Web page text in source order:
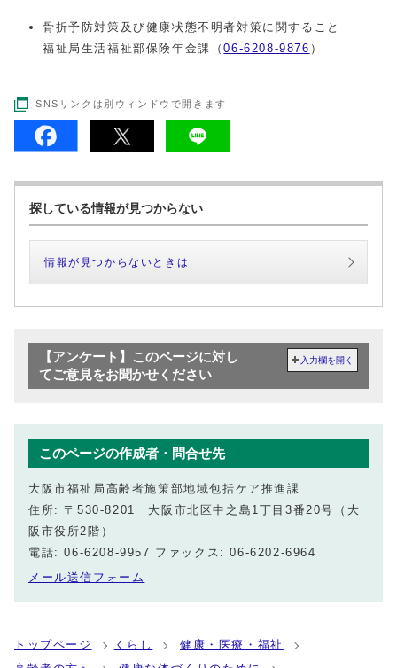
骨折予防対策及び健康状態不明者対策に関すること
福祉局生活福祉部保険年金課（06-6208-9876 ）
SNSリンクは別ウィンドウで開きます
探している情報が見つからない
情報が見つからないときは
【アンケート】このページに対し
てご意見をお聞かせください
入力欄を開く
このページの作成者・問合せ先
大阪市福祉局高齢者施策部地域包括ケア推進課
住所: 〒530-8201 大阪市北区中之島1丁目3番20号（大
阪市役所2階）
電話: 06-6208-9957 ファックス: 06-6202-6964
メール送信フォーム
トップページ くらし
健康・医療・福祉